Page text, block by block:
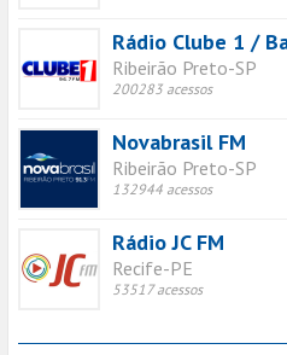
Rádio Clube 1 /
Ribeirão Preto-SP
200283 acessos
Novabrasil FM
Ribeirão Preto-SP
132944 acessos
Rádio JC FM
Recife-PE
53517 acessos